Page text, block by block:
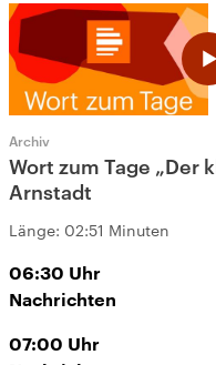
Archiv
Wort zum Tage „Der
Arnstadt
Länge: 02:51 Minuten
06:30 Uhr
Nachrichten
07:00 Uhr